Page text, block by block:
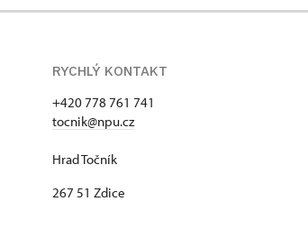
RYCHLÝ KONTAKT
+420 778 761 741
tocnik@npu.cz
Hrad Točník
267 51 Zdice